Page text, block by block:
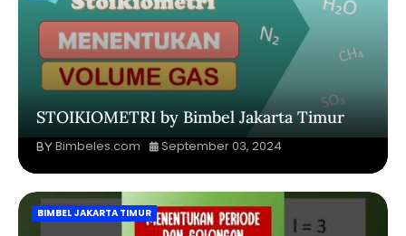
STOIKIOMETRI by Bimbel Jakarta Timur
Bimbeles.com September 03, 2024
BIMBEL JAKARTA TIMUR